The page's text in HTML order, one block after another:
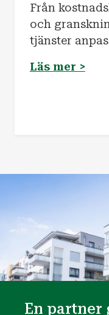
Från
och
tjänster
Läs mer >
En partner